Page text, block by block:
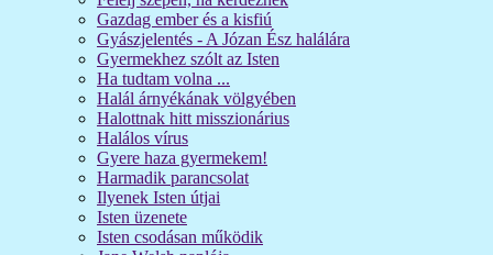
Gazdag ember és a kisfiú
Gyászjelentés - A Józan Ész halálára
Gyermekhez szólt az Isten
Ha tudtam volna ...
Halál árnyékának völgyében
Halottnak hitt misszionárius
Halálos vírus
Gyere haza gyermekem!
Harmadik parancsolat
Ilyenek Isten útjai
Isten üzenete
Isten csodásan működik